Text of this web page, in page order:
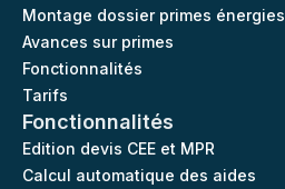
Montage dossier primes énergies
Avances sur primes
Fonctionnalités
Tarifs
Fonctionnalités
Edition devis CEE et MPR
Calcul automatique des aides